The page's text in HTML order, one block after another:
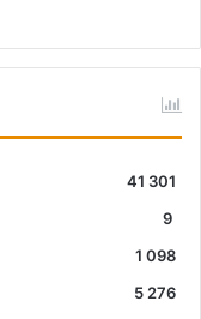
41 301
9
1 098
5 276